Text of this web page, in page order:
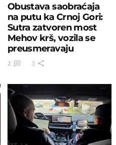
Obustava saobraćaja
na putu ka Crnoj Gori:
Sutra zatvoren most
Mehov krš, vozila se
preusmeravaju
2 3